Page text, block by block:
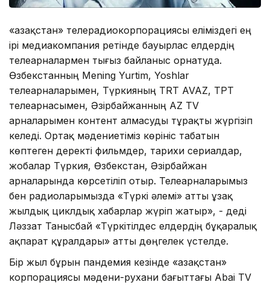
«Қазақстан» телерадиокорпорациясы еліміздегі ең
ірі медиакомпания ретінде бауырлас елдердің
телеарналармен тығыз байланыс орнатуда.
Өзбекстанның Mening Yurtim, Yoshlar
телеарналарымен, Түркияның TRT AVAZ, ТРТ
телеарнасымен, Әзірбайжанның AZ TV
арналарымен контент алмасуды тұрақты жүргізіп
келеді. Ортақ мәдениетіміз көрініс табатын
көптеген деректі фильмдер, тарихи сериалдар,
жобалар Түркия, Өзбекстан, Әзірбайжан
арналарында көрсетіліп отыр. Телеарналарымыз
бен радиоларымызда «Түркі әлемі» атты ұзақ
жылдық циклдық хабарлар жүріп жатыр», - деді
Ләззат Танысбай «Түркітілдес елдердің бұқаралық
ақпарат құралдары» атты дөңгелек үстелде.
Бір жыл бұрын пандемия кезінде «Қазақстан»
корпорациясы мәдени-рухани бағыттағы Abai TV